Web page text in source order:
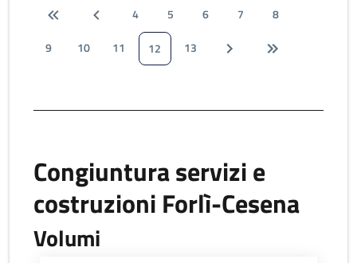
4 5 6 7
8
9
10 11 12 13
Congiuntura servizi e
costruzioni Forlì-Cesena
Volumi